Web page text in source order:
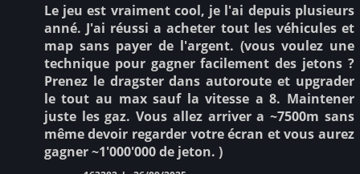
Le jeu est vraiment cool, je l'ai depuis plusieurs
anné. J'ai réussi a acheter tout les véhicules et
map sans payer de l'argent. (vous voulez une
technique pour gagner facilement des jetons ?
Prenez le dragster dans autoroute et upgrader
le tout au max sauf la vitesse a 8. Maintener
juste les gaz. Vous allez arriver a ~7500m sans
même devoir regarder votre écran et vous aurez
gagner ~1'000'000 de jeton. )